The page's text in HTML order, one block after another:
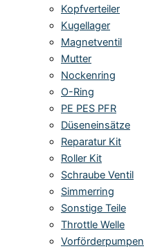
Kopfverteiler
Kugellager
Magnetventil
Mutter
Nockenring
O-Ring
PE PES PFR
Düseneinsätze
Reparatur Kit
Roller Kit
Schraube Ventil
Simmerring
Sonstige Teile
Throttle Welle
Vorförderpumpen